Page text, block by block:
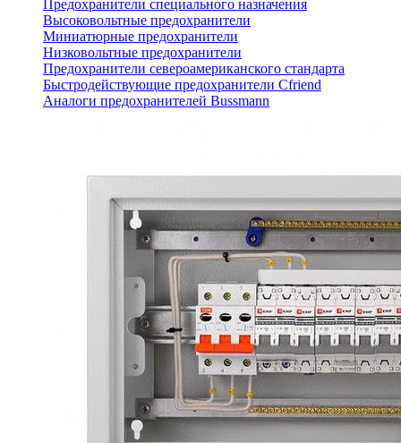
Предохранители специального назначения
Высоковольтные предохранители
Миниатюрные предохранители
Низковольтные предохранители
Предохранители североамериканского стандарта
Быстродействующие предохранители Cfriend
Аналоги предохранителей Bussmann